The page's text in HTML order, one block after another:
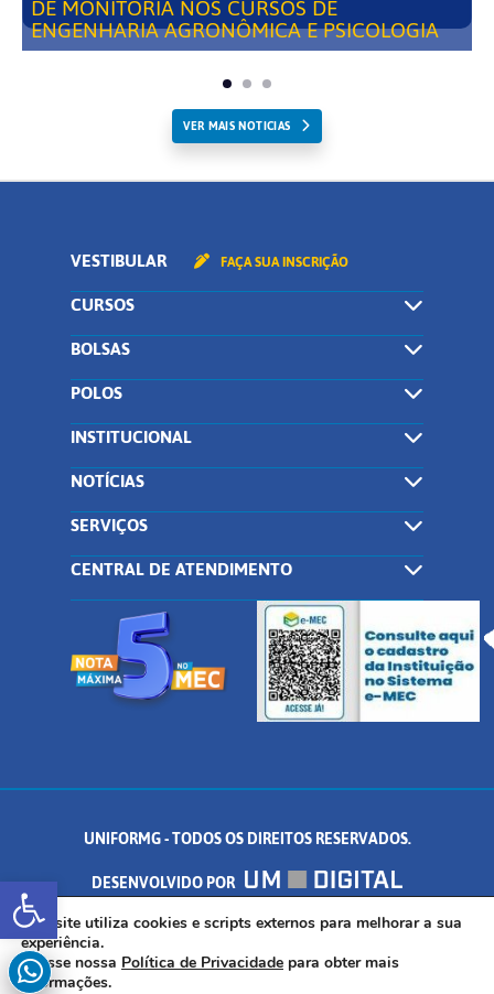
Abrir a barra de ferramentas
DE MONITORIA NOS CURSOS DE
ENGENHARIA AGRONÔMICA E PSICOLOGIA
VER MAIS NOTICIAS
VESTIBULAR FAÇA SUA INSCRIÇÃO
CURSOS
BOLSAS
POLOS
INSTITUCIONAL
NOTÍCIAS
SERVIÇOS
CENTRAL DE ATENDIMENTO
UNIFORMG - TODOS OS DIREITOS RESERVADOS.
DESENVOLVIDO POR
AV. DR. ARNALDO DE SENNA, 328 - PALMEIRAS, FORMIGA/MG - CEP:
35.574.530
Este site utiliza cookies e scripts externos para melhorar a sua
experiência.
Acesse nossa Política de Privacidade para obter mais
informações.